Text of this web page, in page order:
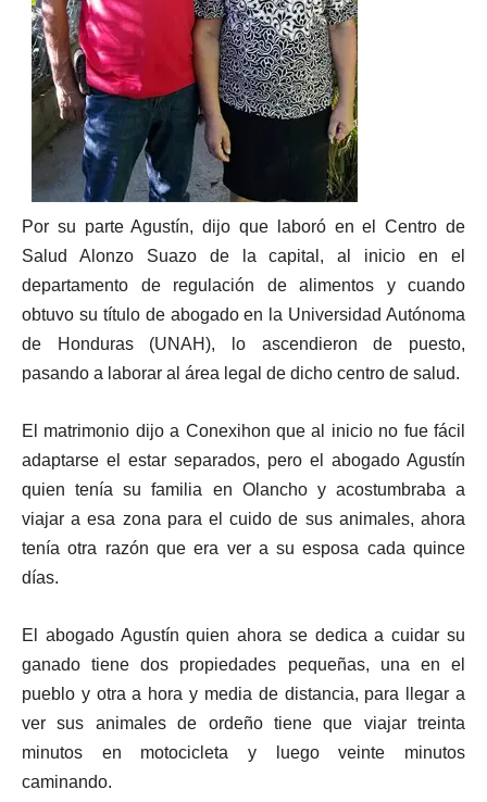
Por su parte Agustín, dijo que laboró en el Centro de
Salud Alonzo Suazo de la capital, al inicio en el
departamento de regulación de alimentos y cuando
obtuvo su título de abogado en la Universidad Autónoma
de Honduras (UNAH), lo ascendieron de puesto,
pasando a laborar al área legal de dicho centro de salud.
El matrimonio dijo a Conexihon que al inicio no fue fácil
adaptarse el estar separados, pero el abogado Agustín
quien tenía su familia en Olancho y acostumbraba a
viajar a esa zona para el cuido de sus animales, ahora
tenía otra razón que era ver a su esposa cada quince
días.
El abogado Agustín quien ahora se dedica a cuidar su
ganado tiene dos propiedades pequeñas, una en el
pueblo y otra a hora y media de distancia, para llegar a
ver sus animales de ordeño tiene que viajar treinta
minutos en motocicleta y luego veinte minutos
caminando.